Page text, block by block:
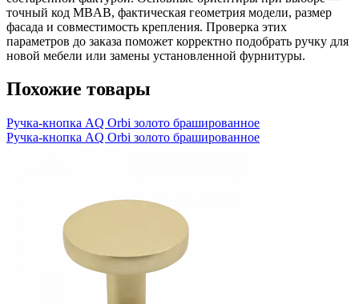
точный код MBAB, фактическая геометрия модели, размер
фасада и совместимость крепления. Проверка этих
параметров до заказа поможет корректно подобрать ручку для
новой мебели или замены установленной фурнитуры.
Похожие товары
Ручка-кнопка AQ Orbi золото брашированное
Ручка-кнопка AQ Orbi золото брашированное